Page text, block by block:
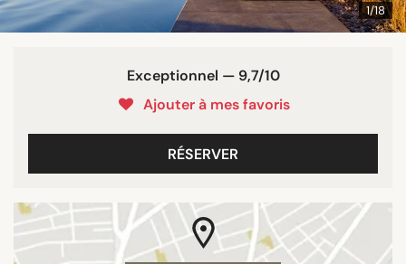
1/18
Exceptionnel — 9,7/10
Ajouter à mes favoris
RÉSERVER